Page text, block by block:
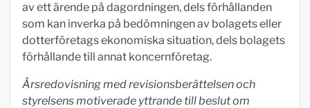
av ett ärende på dagordningen, dels förhållanden
som kan inverka på bedömningen av bolagets eller
dotterföretags ekonomiska situation, dels bolagets
förhållande till annat koncernföretag.
Årsredovisning med revisionsberättelsen och
styrelsens motiverade yttrande till beslut om